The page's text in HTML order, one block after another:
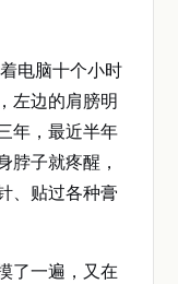
电脑十个小时
左边的肩膀明
年，最近半年
脖子就疼醒，
、贴过各种膏
了一遍，又在